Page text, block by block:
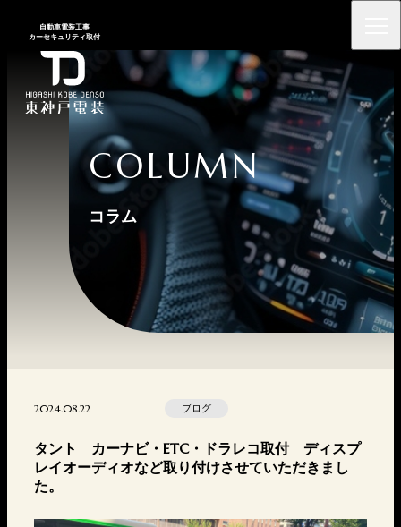
⾃動⾞電装⼯事
カーセキュリティ取付
COLUMN
コラム
2024.08.22 ブログ
タント カーナビ・ETC・ドラレコ取付 ディスプ
レイオーディオなど取り付けさせていただきまし
た。